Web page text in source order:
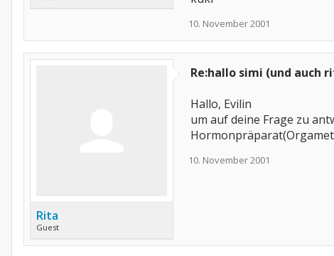
10. November 2001
Rita
Guest
Re:hallo simi (und auch
Hallo, Evilin
um auf deine Frage zu
10. November 2001